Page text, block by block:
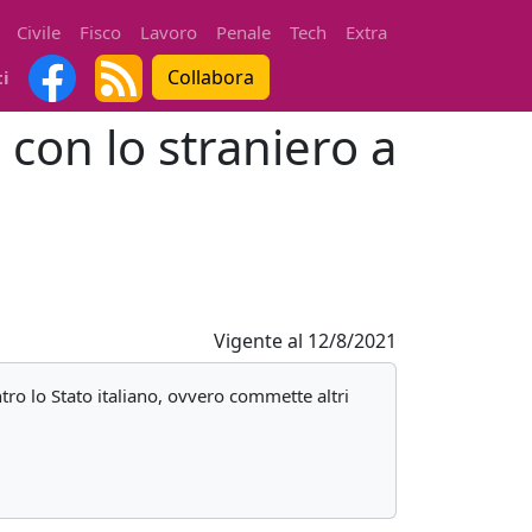
Civile Fisco Lavoro Penale Tech
Extra
Collabora
lo straniero a
Vigente al 12/8/2021
lo Stato italiano, ovvero commette altri